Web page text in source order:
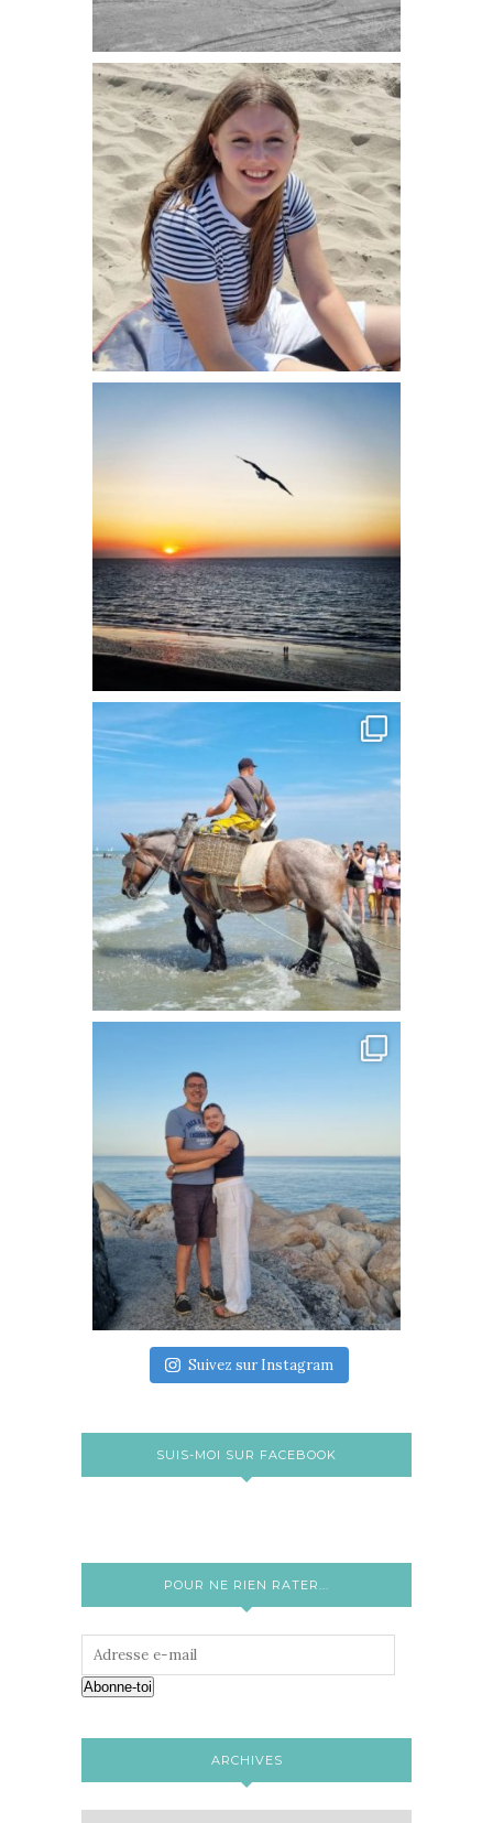
Suivez sur Instagram
SUIS-MOI SUR FACEBOOK
POUR NE RIEN RATER...
Abonne-toi
ARCHIVES